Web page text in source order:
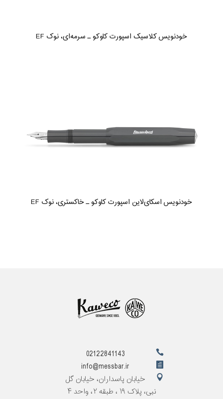
خودنویس کلاسیک اسپورت کاوکو ـ سرمه‌ای، نوک EF
خودنویس اسکای‌لاین اسپورت کاوکو ـ خاکستری، نوک EF
02122841143
info@messbar.ir
خیابان پاسداران، خیابان گل
نبی، پلاک ۱۹ ، طبقه ۲، واحد ۴